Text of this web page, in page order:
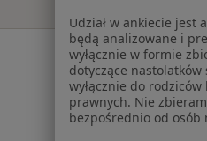
Polityka
Polityka
Udział w ankiecie jest
będą analizowane i
wyłącznie w formie
dotyczące nastolatków
wyłącznie do
prawnych. Nie
bezpośrednio od osób